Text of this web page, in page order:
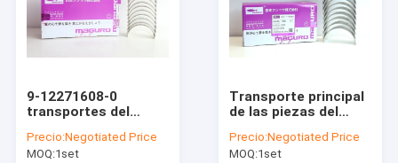
9-12271608-0
transportes del
ISUZU 6BD16BG1T
Precio:Negotiated Price
MOQ:1set
Transporte principal
de las piezas del
KOMATSU 6D125
6150-31-3040
Precio:Negotiated Price
MOQ:1set